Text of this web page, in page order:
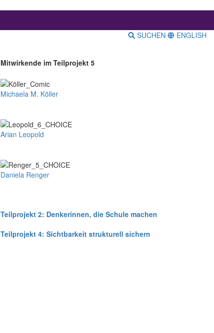
SUCHEN ENGLISH
Mitwirkende im Teilprojekt 5
Michaela M. Köller
Arian Leopold
Daniela Renger
Teilprojekt 2: Denkerinnen, die Schule machen
Teilprojekt 4: Sichtbarkeit strukturell sichern